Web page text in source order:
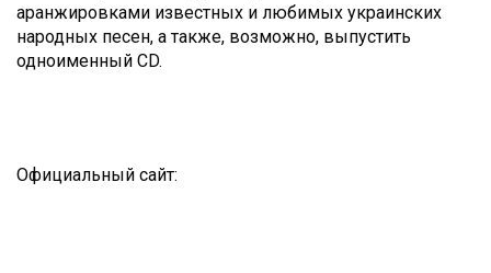
аранжировками известных и любимых украинских
народных песен, а также, возможно, выпустить
одноименный CD.
Официальный сайт: